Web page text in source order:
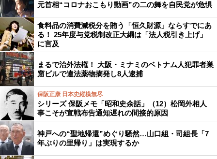
元首相“コロナおこもり動画”の二の舞を自民党が危惧
食料品の消費減税分を賄う「恒久財源」ならすでにあ
る！ 25年度与党税制改正大綱は「法人税引き上げ」
に言及
まるで治外法権！ 大阪・ミナミのベトナム人犯罪者巣
窟ビルで違法薬物摘発し8人逮捕
保阪正康 日本史縦横無尽
シリーズ 保阪メモ「昭和史余話」（12）松岡外相人
事こそが宣戦布告通知遅れの間接的原因
神戸への“聖地帰還”めぐり騒然…山口組・司組長「7
年ぶりの里帰り」は実現するか